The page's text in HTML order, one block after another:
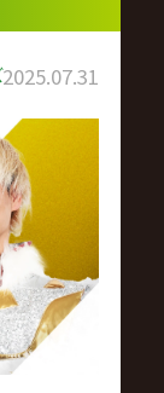
2025.07.31